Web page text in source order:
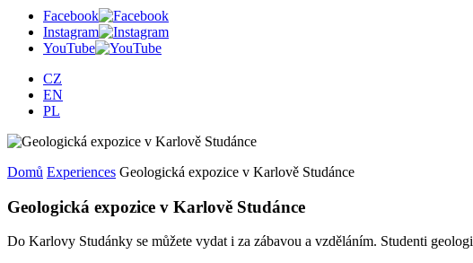
Facebook
Instagram
YouTube
CZ
EN
PL
Domů Experiences Geologická expozice v Karlově Studánce
Geologická expozice v Karlově Studánce
Do Karlovy Studánky se můžete vydat i za zábavou a vzděláním. Studenti